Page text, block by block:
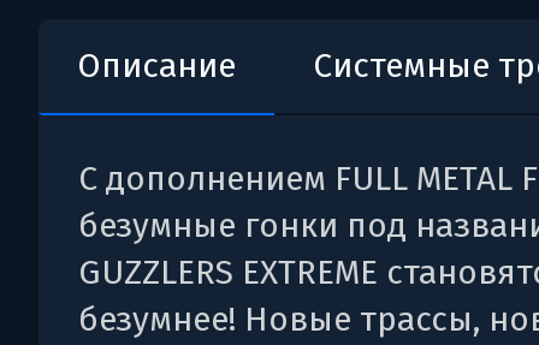
Описание Системные
С дополнением FULL METAL
безумные гонки под
GUZZLERS EXTREME
безумнее! Новые трассы,